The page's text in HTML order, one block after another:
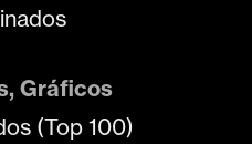
Gráficos
(Top 100)